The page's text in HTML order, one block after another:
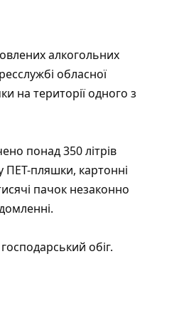
алкогольних
обласної
на території одного з
понад 350 літрів
ПЕТ-пляшки, картонні
пачок незаконно
обіг.